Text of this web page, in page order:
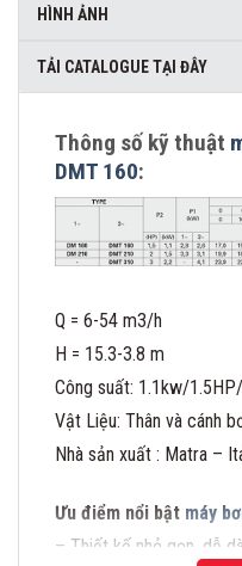
HÌNH ẢNH
TẢI CATALOGUE TẠI ĐÂY
Thông số kỹ thuật
DMT 160:
Q = 6-54 m3/h
H = 15.3-3.8 m
Công suất: 1.1kw/
Vật Liệu: Thân và cánh
Nhà sản xuất : Matra –
Ưu điểm nổi bật máy
– Thiết kế nhỏ gọn, dễ